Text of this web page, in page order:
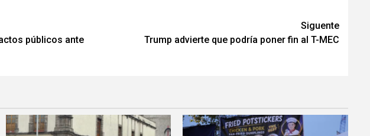
públicos ante
Siguente
Trump advierte que podría poner fin al T-MEC